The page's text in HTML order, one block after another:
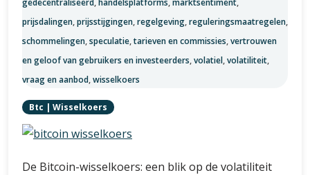
gedecentraliseerd,handelsplatforms,marktsentiment,
prijsdalingen,prijsstijgingen,regelgeving,reguleringsmaatregelen,
schommelingen,speculatie,tarieven en commissies,vertrouwen
en geloof van gebruikers en investeerders,volatiel,volatiliteit,
vraag en aanbod,wisselkoers
Btc | Wisselkoers
De Bitcoin-wisselkoers: een blik op de volatiliteit